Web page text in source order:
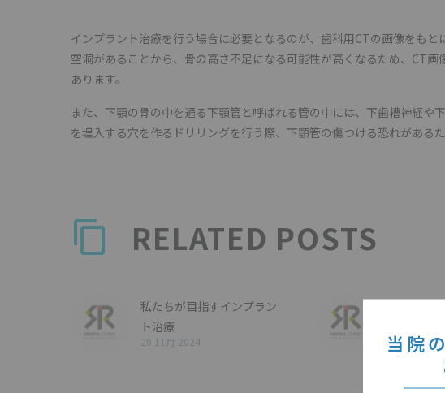
インプラント治療を行う場合に必要となるのが、歯科用CTの画像をも
空洞があることから、骨の高さ不足になる可能性が高くなるため、CT
あります。
また、下顎の骨の中を通る下顎管と呼ばれる管の中には、下歯槽神経
を埋入する穴を作るドリリングを行う際、下顎管の傷つける恐れがある
RELATED POSTS
私たちが目指すインプラン
ト治療
20 11月 2024
08 3月 2022
当院